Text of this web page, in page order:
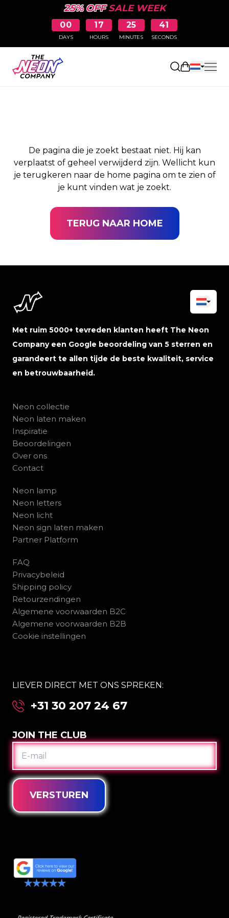
25% OFFSALE WEEK
00
DAYS
17
HOURS
25
MINUTES
41
SECONDS
PAGINA NIET
De pagina die je zoekt bestaat niet. Hij kan
verplaatst of geheel verwijderd zijn. Wellicht kun
je terugkeren naar de home pagina om te zien of
je kunt vinden wat je zoekt.
TERUG NAAR HOME
Met ruim 5000+ tevreden klanten heeft The Neon
Company een Google beoordeling van 5 sterren en
garandeert te allen tijde de beste kwaliteit, service
en betrouwbaarheid.
Neon collectie
Neon laten maken
Inspiratie
Beoordelingen
Over ons
Contact
Neon lamp
Neon letters
Neon licht
Neon sign laten maken
Partner Platform
FAQ
Privacybeleid
Shipping policy
Retourzendingen
Algemene voorwaarden B2C
Algemene voorwaarden B2B
Cookie instellingen
LIEVER DIRECT MET ONS SPREKEN:
+31 30 207 24 67
JOIN THE CLUB
E-
MAIL
VERSTUREN